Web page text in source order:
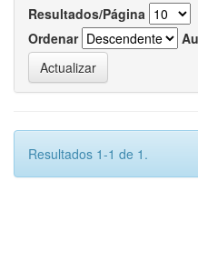
Resultados/Página
Ordenar
Resultados 1-1 de 1.